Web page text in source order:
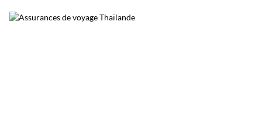
permet de découvrir une Thaïlande plus